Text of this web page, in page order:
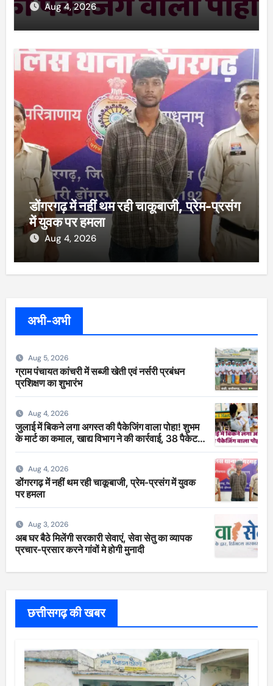
Aug 4, 2026
डोंगरगढ़ में नहीं थम रही चाकूबाजी, प्रेम-प्रसंग
में युवक पर हमला
Aug 4, 2026
अभी-अभी
Aug 5, 2026
ग्राम पंचायत कांचरी में सब्जी खेती एवं नर्सरी प्रबंधन
प्रशिक्षण का शुभारंभ
Aug 4, 2026
जुलाई में बिकने लगा अगस्त की पैकेजिंग वाला पोहा! शुभम
के मार्ट का कमाल, खाद्य विभाग ने की कार्रवाई, 38 पैकेट
सीज
Aug 4, 2026
डोंगरगढ़ में नहीं थम रही चाकूबाजी, प्रेम-प्रसंग में युवक
पर हमला
Aug 3, 2026
अब घर बैठे मिलेंगी सरकारी सेवाएं, सेवा सेतु का व्यापक
प्रचार-प्रसार करने गांवों मे होगी मुनादी
छत्तीसगढ़ की खबर